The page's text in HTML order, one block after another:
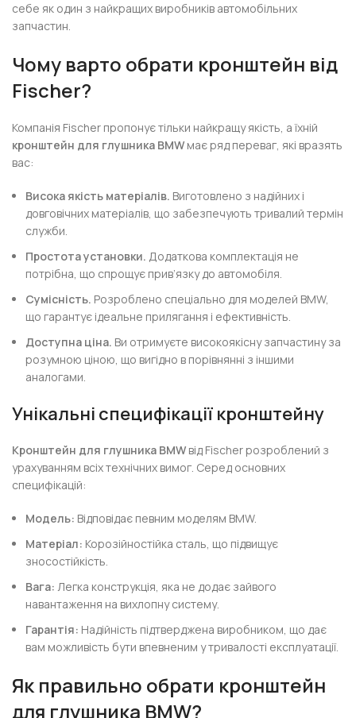
себе як один з найкращих виробників автомобільних
запчастин.
Чому варто обрати кронштейн від
Fischer?
Компанія Fischer пропонує тільки найкращу якість, а їхній
кронштейн для глушника BMW має ряд переваг, які вразять
вас:
Висока якість матеріалів. Виготовлено з надійних і
довговічних матеріалів, що забезпечують тривалий термін
служби.
Простота установки. Додаткова комплектація не
потрібна, що спрощує прив’язку до автомобіля.
Сумісність. Розроблено спеціально для моделей BMW,
що гарантує ідеальне прилягання і ефективність.
Доступна ціна. Ви отримуєте високоякісну запчастину за
розумною ціною, що вигідно в порівнянні з іншими
аналогами.
Унікальні специфікації кронштейну
Кронштейн для глушника BMW від Fischer розроблений з
урахуванням всіх технічних вимог. Серед основних
специфікацій:
Модель: Відповідає певним моделям BMW.
Матеріал: Корозійностійка сталь, що підвищує
зносостійкість.
Вага: Легка конструкція, яка не додає зайвого
навантаження на вихлопну систему.
Гарантія: Надійність підтверджена виробником, що дає
вам можливість бути впевненим у тривалості експлуатації.
Як правильно обрати кронштейн
для глушника BMW?